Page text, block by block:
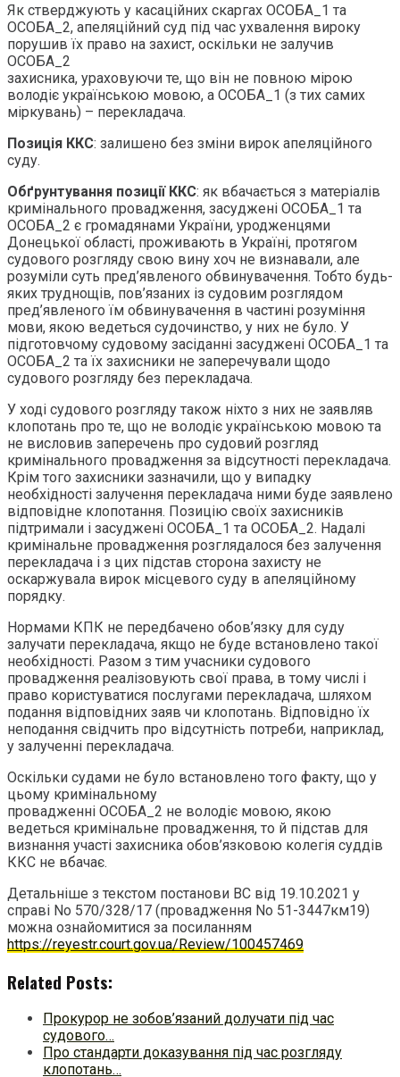
Як стверджують у касаційних скаргах ОСОБА_1 та
ОСОБА_2, апеляційний суд під час ухвалення вироку
порушив їх право на захист, оскільки не залучив
ОСОБА_2
захисника, ураховуючи те, що він не повною мірою
володіє українською мовою, а ОСОБА_1 (з тих самих
міркувань) – перекладача.
Позиція ККС: залишено без зміни вирок апеляційного
суду.
Обґрунтування позиції ККС: як вбачається з матеріалів
кримінального провадження, засуджені ОСОБА_1 та
ОСОБА_2 є громадянами України, уродженцями
Донецької області, проживають в Україні, протягом
судового розгляду свою вину хоч не визнавали, але
розуміли суть пред’явленого обвинувачення. Тобто будь-
яких труднощів, пов’язаних із судовим розглядом
пред’явленого їм обвинувачення в частині розуміння
мови, якою ведеться судочинство, у них не було. У
підготовчому судовому засіданні засуджені ОСОБА_1 та
ОСОБА_2 та їх захисники не заперечували щодо
судового розгляду без перекладача.
У ході судового розгляду також ніхто з них не заявляв
клопотань про те, що не володіє українською мовою та
не висловив заперечень про судовий розгляд
кримінального провадження за відсутності перекладача.
Крім того захисники зазначили, що у випадку
необхідності залучення перекладача ними буде заявлено
відповідне клопотання. Позицію своїх захисників
підтримали і засуджені ОСОБА_1 та ОСОБА_2. Надалі
кримінальне провадження розглядалося без залучення
перекладача і з цих підстав сторона захисту не
оскаржувала вирок місцевого суду в апеляційному
порядку.
Нормами КПК не передбачено обов’язку для суду
залучати перекладача, якщо не буде встановлено такої
необхідності. Разом з тим учасники судового
провадження реалізовують свої права, в тому числі і
право користуватися послугами перекладача, шляхом
подання відповідних заяв чи клопотань. Відповідно їх
неподання свідчить про відсутність потреби, наприклад,
у залученні перекладача.
Оскільки судами не було встановлено того факту, що у
цьому кримінальному
провадженні ОСОБА_2 не володіє мовою, якою
ведеться кримінальне провадження, то й підстав для
визнання участі захисника обов’язковою колегія суддів
ККС не вбачає.
Детальніше з текстом постанови ВС від 19.10.2021 у
справі No 570/328/17 (провадження No 51-3447км19)
можна ознайомитися за посиланням
https://reyestr.court.gov.ua/Review/100457469
Related Posts:
Прокурор не зобов’язаний долучати під час
судового…
Про стандарти доказування під час розгляду
клопотань…